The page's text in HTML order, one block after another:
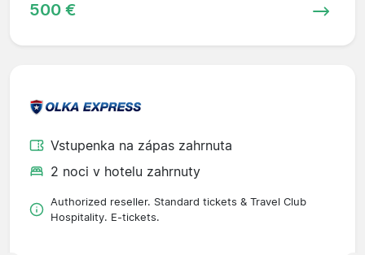
500 €
Vstupenka na zápas zahrnuta
2 noci v hotelu zahrnuty
Authorized reseller. Standard tickets & Travel Club
Hospitality. E-tickets.